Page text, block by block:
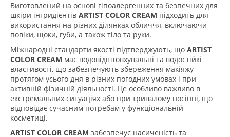
Виготовлений на основі гіпоалергенних та безпечних для
шкіри інгридієнтів ARTIST COLOR CREAM підходить для
використання на різних ділянках обличчя, включаючи
повіки, щоки, губи, а також тіло та руки.
Міжнародні стандарти якості підтверджують, що ARTIST
COLOR CREAM має водовідштовхувальні та водостійкі
властивості, що забезпечують збереження макіяжу
протягом усього дня в різних погодних умовах і при
активній фізичній діяльності. Це особливо важливо в
екстремальних ситуаціях або при тривалому носінні, що
відповідає сучасним потребам у функціональній
косметиці.
ARTIST COLOR CREAM забезпечує насиченість та